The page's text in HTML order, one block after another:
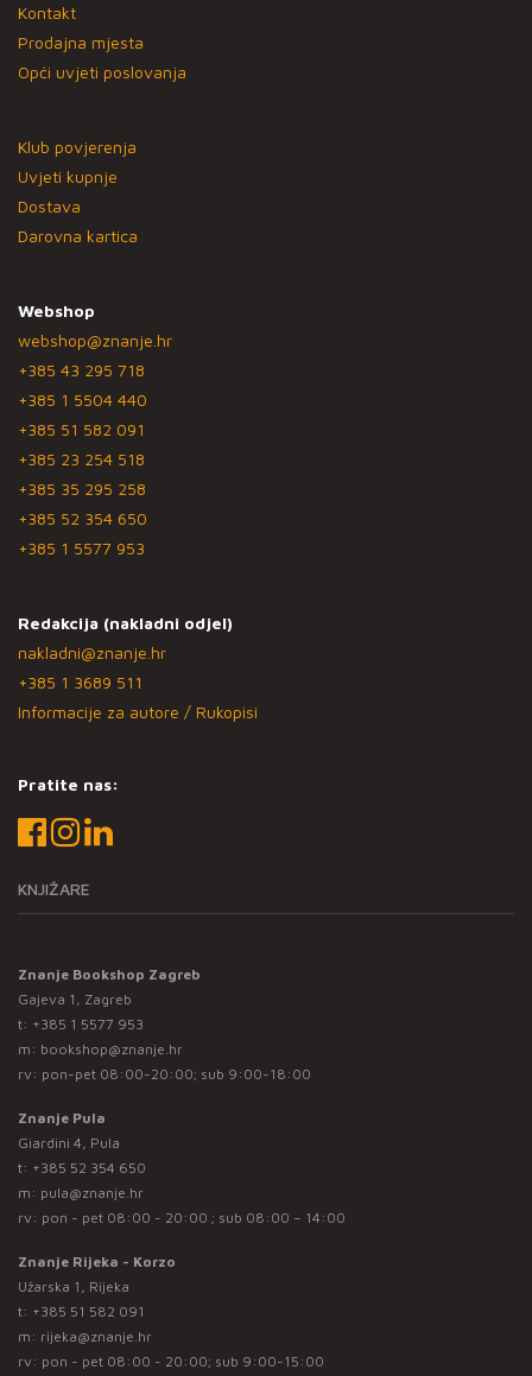
Kontakt
Prodajna mjesta
Opći uvjeti poslovanja
Klub povjerenja
Uvjeti kupnje
Dostava
Darovna kartica
Webshop
webshop@znanje.hr
+385 43 295 718
+385 1 5504 440
+385 51 582 091
+385 23 254 518
+385 35 295 258
+385 52 354 650
+385 1 5577 953
Redakcija (nakladni odjel)
nakladni@znanje.hr
+385 1 3689 511
Informacije za autore / Rukopisi
Pratite nas:
KNJIŽARE
Znanje Bookshop Zagreb
Gajeva 1, Zagreb
t: +385 1 5577 953
m: bookshop@znanje.hr
rv: pon-pet 08:00-20:00; sub 9:00-18:00
Znanje Pula
Giardini 4, Pula
t: +385 52 354 650
m: pula@znanje.hr
rv: pon - pet 08:00 - 20:00 ; sub 08:00 – 14:00
Znanje Rijeka - Korzo
Užarska 1, Rijeka
t: +385 51 582 091
m: rijeka@znanje.hr
rv: pon - pet 08:00 - 20:00; sub 9:00-15:00